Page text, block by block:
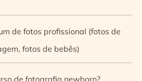
de fotos profissional (fotos de
fotos de bebês)
de fotografia newborn?